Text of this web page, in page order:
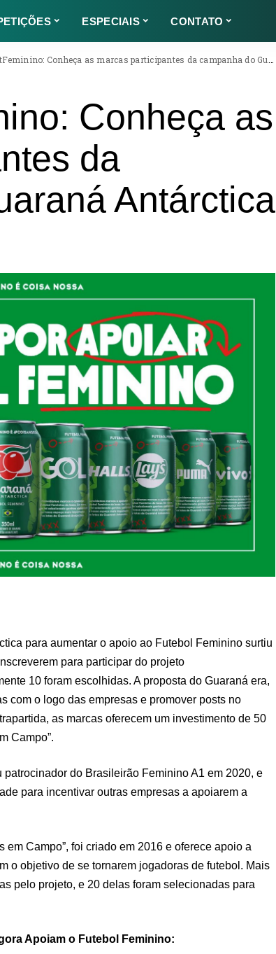
ESPECIAIS CONTATO
Conheça as marcas participantes da campanha do Guaraná Antárctica
Conheça as
da
Antárctica
para aumentar o apoio ao Futebol Feminino surtiu
para participar do projeto
10 foram escolhidas. A proposta do Guaraná era,
com o logo das empresas e promover posts no
as marcas oferecem um investimento de 50
Campo”.
patrocinador do Brasileirão Feminino A1 em 2020, e
para incentivar outras empresas a apoiarem a
em Campo”, foi criado em 2016 e oferece apoio a
o objetivo de se tornarem jogadoras de futebol. Mais
pelo projeto, e 20 delas foram selecionadas para
Apoiam o Futebol Feminino: